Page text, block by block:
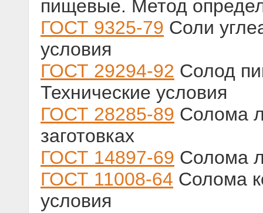
пищевые. Метод
ГОСТ 9325-79 Соли
условия
ГОСТ 29294-92 Солод
Технические условия
ГОСТ 28285-89 Солома
заготовках
ГОСТ 14897-69 Солома
ГОСТ 11008-64 Солома
условия